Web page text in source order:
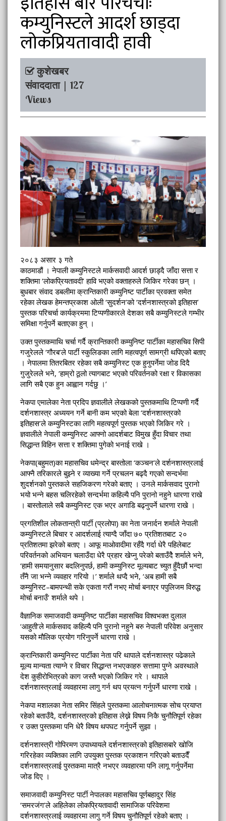
कम्युनिस्टले आदर्श छाड्दा
लोकप्रियतावादी हावी
कुशेखबर
संवाददाता | 127
Views
२०८३ असार ३ गते
काठमाडौं । नेपाली कम्युनिस्टले मार्कसवादी आदर्श छाड्दै जाँदा सत्ता र
शक्तिमा ‘लोकप्रियतावदी’ हावि भएको वक्ताहरुले जिकिर गरेका छन् ।
बुधबार संवाद डबलीमा क्रान्तिकारी कम्युनिष्ट पार्टीका प्रवक्ता समेत
रहेका लेखक हेमन्तप्रकाश ओली ‘सुदर्शन’को ‘दर्शनशास्त्रको इतिहास’
पुस्तक परिचर्चा कार्यक्रममा टिप्पणीकारले देशका सबै कम्युनिस्टले गम्भीर
समिक्षा गर्नुपर्ने बताएका हुन् ।
उक्त पुस्तकमाथि चर्चा गर्दै क्रान्तिकारी कम्युनिष्ट पार्टीका महासचिव सिपी
गजुरेलले ‘गौरब’ले पार्टी स्कुलिङका लागि महत्वपूर्ण सामग्री थपिएको बताए
। नेपालमा तितरबितर रहेका सबै कम्युनिस्ट एक हुनुपर्नेमा जोड दिदै
गुजुरेलले भने, ‘हाम्रो ठूलो त्यागबाट भएको परिवर्तनको रक्षा र विकासका
लागि सबै एक हुन आह्वान गर्दछु ।’
नेकपा एमालेका नेता प्रदिप ज्ञवालीले लेखकको पुस्तकमाथि टिप्पणी गर्दै
दर्शनशास्त्र अध्ययन गर्ने बानी कम भएको बेला ‘दर्शनशास्त्रको
इतिहास’ले कम्युनिस्टका लागि महत्वपूर्ण पुस्तक भएको जिकिर गरे ।
ज्ञवालीले नेपाली कम्युनिस्ट आफ्नो आदर्शबाट विमुख हुँदा विचार तथा
सिद्धान्त विहिन सत्ता र शक्तिमा पुगेको भनाई राखे ।
नेकपा(बहुमत)का महासचिव धमेन्द्र बास्तोला ‘कञ्चन’ले दर्शनशास्त्रलाई
आफ्नै तरिकारले बुझ्ने र व्याख्या गर्ने प्रचलन बढ्दै गएको सन्दर्भमा
शुदर्शनको पुस्तकले सहजिकरण गरेको बताए । उनले मार्कसवाद पुरानो
भयो भन्ने बहस चलिरहेको सन्दर्भमा कहिल्यै पनि पुरानो नहुने धारणा राखे
। बास्तोलाले सबै कम्युनिस्ट एक भएर अगाडि बढ्नुपर्ने धारणा राखे ।
प्रगतिशील लोकतान्त्री पार्टी (प्रलोपा) का नेता जनार्दन शर्माले नेपाली
कम्युनिस्टले बिचार र आदर्शलाई त्याग्दै जाँदा ७० प्रतिशतबाट २०
प्रतिशतमा झरेको बताए । आफू माओवादीमा रहँदै गर्दा धेरै पहिलेबाट
परिवर्तनको अभियान चलाउँदा धेरै प्रहार खेप्नु परेको बताउँदैे शर्माले भने,
‘हामी समयानुसार बदलिनुपर्छ, हामी कम्युनिस्ट मूल्यबाट च्युत हुँदैछौं भन्दा
तँनै जा भन्ने व्यवहार गरियो ।’ शर्माले थप्दै भने, ‘अब हामी सबै
कम्युनिस्ट–बामपन्थी सके एकता गरौं नभए मोर्चा बनाएर पपुलिजम विरुद्ध
मोर्चा बनाउँ’ शर्माले थपे ।
वैज्ञानिक समाजवादी कम्युनिष्ट पार्टीका महासचिव विश्वभक्त दुलाल
‘आहुती’ले मार्कसवाद कहिल्यै पनि पुरानो नहुने बरु नेपाली परिवेश अनुसार
यसको मौलिक प्रयोग गरिनुपर्ने धारणा राखे ।
क्रान्तिकारी कम्युनिस्ट पार्टीका नेता परि थापाले दर्शनशास्त्र पढेकाले
मूल्य मान्यता त्याग्ने र विचार सिद्धान्त नभएकाहरु सत्तामा पुग्ने अवस्थाले
देश कुहीरोभित्रको काग जस्तै भएको जिकिर गरे । थापाले
दर्शनशास्त्रलाई व्यवहारमा लागु गर्न थप प्रयत्न गर्नुपर्ने धारणा राखे ।
नेकपा मशालका नेता समिर सिंहले पुस्तकमा आलोचनात्मक सोच प्रयाप्त
रहेको बताउँदै, दर्शनशास्त्रको इतिहास लेख्ने विषय निकै चुनौतिपूर्ण रहेका
र उक्त पुस्तकमा पनि धेरै विषय थपघट गर्नुपर्ने सुझा ।
दर्शनशास्त्री गोपिरमण उपाध्यायले दर्शनशास्त्रको इतिहासबारे खोजि
गरिरहेका व्यक्तिका लागि उपयुक्त पुस्तक प्रकाशन गरिएको बताउदैँ
दर्शनशास्त्रलाई पुस्तकमा मात्रै नभएर व्यवहारमा पनि लागू गर्नुपर्नेमा
जोड दिए ।
समाजवादी कम्युनिस्ट पार्टी नेपालका महासचिव पूर्णबहादुर सिंह
‘समरजंग’ले अहिलेका लोकप्रियतावादी सामाजिक परिवेशमा
दर्शनशास्त्रलाई व्यवहारमा लागु गर्ने विषय चुनौतिपूर्ण रहेको बताए ।